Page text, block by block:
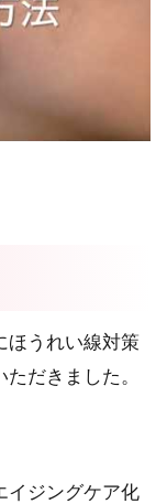
ほうれい線対策
だきました。
イジングケア化